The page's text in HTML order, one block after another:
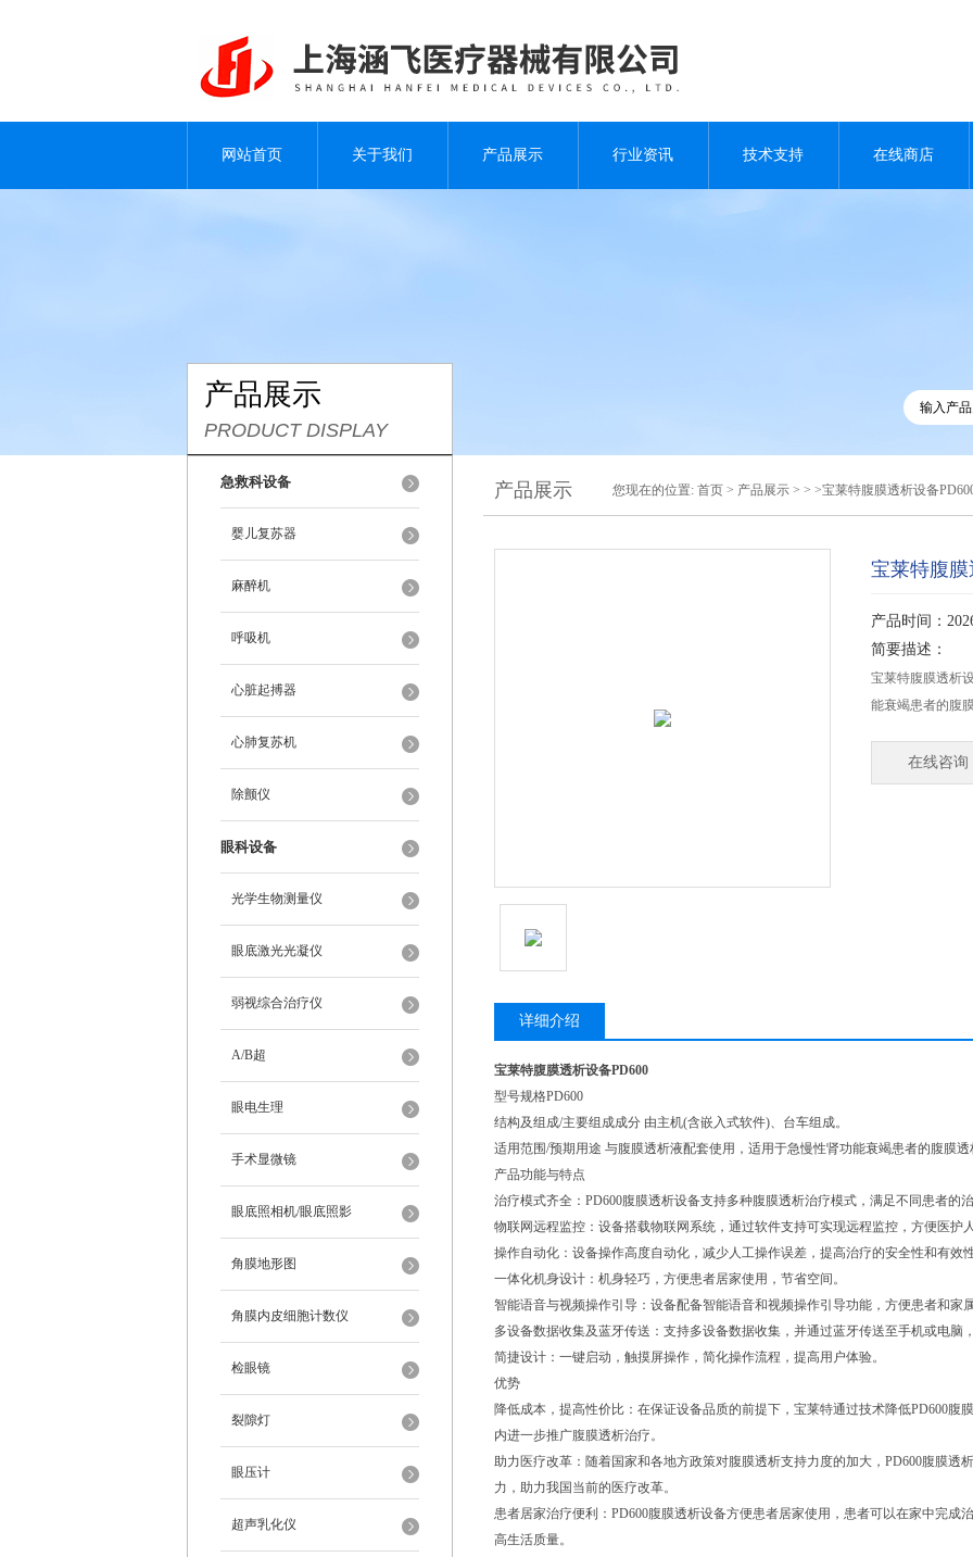
网站首页 关于我们 产品展示 行业资讯 技术支持 在线商店
产品展示
PRODUCT DISPLAY
急救科设备
婴儿复苏器
麻醉机
呼吸机
心脏起搏器
心肺复苏机
除颤仪
眼科设备
光学生物测量仪
眼底激光光凝仪
弱视综合治疗仪
A/B超
眼电生理
手术显微镜
眼底照相机/眼底照影
角膜地形图
角膜内皮细胞计数仪
检眼镜
裂隙灯
眼压计
超声乳化仪
产品展示 您现在的位置: 首页 > 产品展示 > > >宝莱特腹膜透析设备
宝莱特腹膜
产品时间：
简要描述：
宝莱特腹膜透析
能衰竭患者的腹
在线咨询
详细介绍
宝莱特腹膜透析设备PD600
型号规格PD600
结构及组成/主要组成成分 由主机(含嵌入式软件)、台车组成。
适用范围/预期用途 与腹膜透析液配套使用，适用于急慢性肾功能衰竭患者的腹膜
产品功能与特点
治疗模式齐全：PD600腹膜透析设备支持多种腹膜透析治疗模式，满足不同患者的
物联网远程监控：设备搭载物联网系统，通过软件支持可实现远程监控，方便医护
操作自动化：设备操作高度自动化，减少人工操作误差，提高治疗的安全性和有效
一体化机身设计：机身轻巧，方便患者居家使用，节省空间。
智能语音与视频操作引导：设备配备智能语音和视频操作引导功能，方便患者和家
多设备数据收集及蓝牙传送：支持多设备数据收集，并通过蓝牙传送至手机或电脑
简捷设计：一键启动，触摸屏操作，简化操作流程，提高用户体验。
优势
降低成本，提高性价比：在保证设备品质的前提下，宝莱特通过技术降低PD600腹
内进一步推广腹膜透析治疗。
助力医疗改革：随着国家和各地方政策对腹膜透析支持力度的加大，PD600腹膜透
力，助力我国当前的医疗改革。
患者居家治疗便利：PD600腹膜透析设备方便患者居家使用，患者可以在家中完成
高生活质量。